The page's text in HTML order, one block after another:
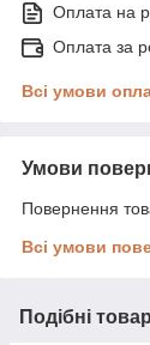
Оплата на
Оплата за
Всі умови
Умови
Повернення
Всі умови
Подібні